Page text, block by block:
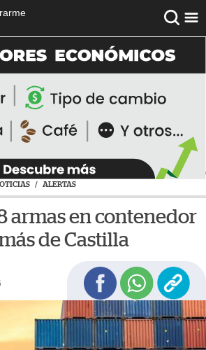
/ ALERTAS
armas en contenedor
de Castilla